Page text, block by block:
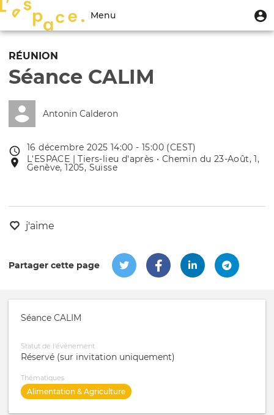
contenu
Menu
du
compte
de
l'utilisateur
Menu
Toggle
RÉUNION
Séance CALIM
Antonin Calderon
Date
de
l'évênement
16 décembre 2025 14:00 - 15:00 (CEST)
Lieu
de
L'ESPACE | Tiers-lieu d'après • Chemin du 23-Août, 1,
Genève, 1205, Suisse
j'aime
Partager cette page
Séance CALIM
Statut de l'événement
Réservé (sur invitation uniquement)
Thématiques
Alimentation & Agriculture